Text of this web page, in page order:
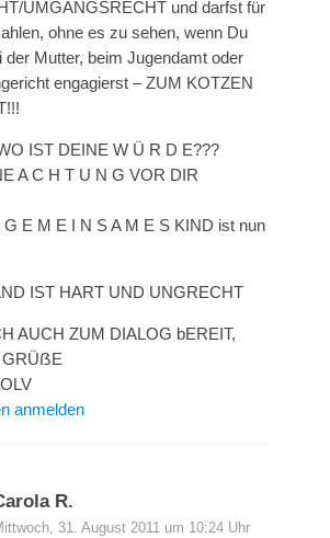
UMGANGSRECHT und darfst für
ohne es zu sehen, wenn Du
der Mutter, beim Jugendamt oder
engagierst – ZUM KOTZEN
IST DEINE W Ü R D E???
A C H T U N G VOR DIR
E M E I N S A M E S KIND ist nun
IST HART UND UNGRECHT
AUCH ZUM DIALOG bEREIT,
GRÜẞE
anmelden
R.
31. August 2011 um 10:24 Uhr